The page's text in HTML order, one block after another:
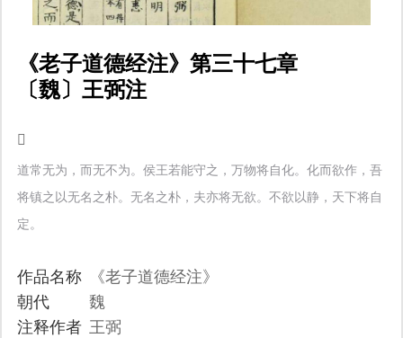
《老子道德经注》第三十七章
〔魏〕王弼注
道常无为，而无不为。侯王若能守之，万物将自化。化而欲作，吾
将镇之以无名之朴。无名之朴，夫亦将无欲。不欲以静，天下将自
定。
作品名称
《老子道德经注》
朝代
魏
注释作者 王弼